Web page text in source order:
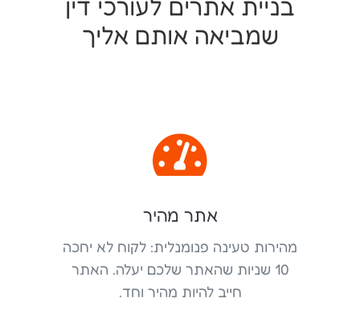
בניית אתרים לעורכי דין
שמביאה אותם אליך

אתר מהיר
מהירות טעינה פנומנלית: לקוח לא יחכה
10 שניות שהאתר שלכם יעלה. האתר
חייב להיות מהיר וחד.